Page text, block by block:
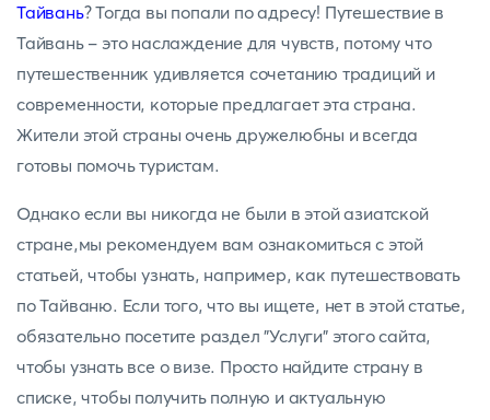
Тайвань? Тогда вы попали по адресу! Путешествие в
Тайвань - это наслаждение для чувств, потому что
путешественник удивляется сочетанию традиций и
современности, которые предлагает эта страна.
Жители этой страны очень дружелюбны и всегда
готовы помочь туристам.
Однако если вы никогда не были в этой азиатской
стране,мы рекомендуем вам ознакомиться с этой
статьей, чтобы узнать, например, как путешествовать
по Тайваню. Если того, что вы ищете, нет в этой статье,
обязательно посетите раздел "Услуги" этого сайта,
чтобы узнать все о визе. Просто найдите страну в
списке, чтобы получить полную и актуальную